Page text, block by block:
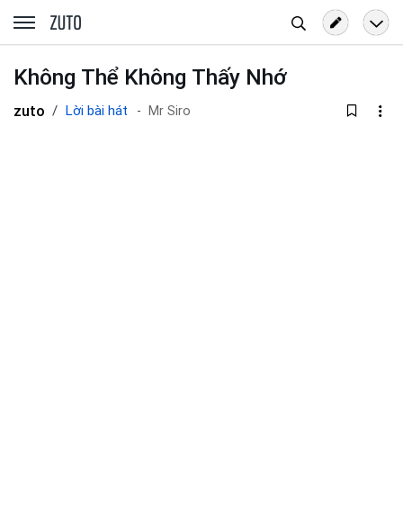
zuto.vn
kiếm
Không Thể Không Thấy Nhớ
zuto Lời bài hát Mr Siro